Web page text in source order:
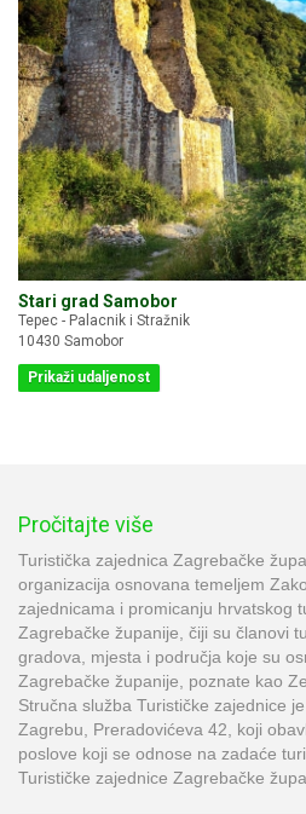
Stari grad Samobor
Tepec - Palacnik i Stražnik
10430 Samobor
Prikaži udaljenost
Pročitajte više
Turistička zajednica Zagrebačke
organizacija osnovana temeljem
zajednicama i promicanju hrvatskog
Zagrebačke županije, čiji su članovi
gradova, mjesta i područja koje su
Zagrebačke županije, poznate kao
Stručna služba Turističke zajednice
Zagrebu, Preradovićeva 42, koji
poslove koji se odnose na zadaće
Turističke zajednice Zagrebačke